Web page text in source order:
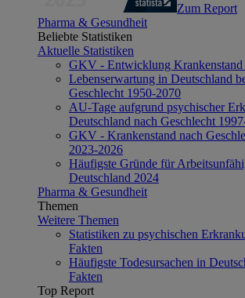
Zum Report
Pharma & Gesundheit
Beliebte Statistiken
Aktuelle Statistiken
GKV - Entwicklung Krankenstand
Lebenserwartung in Deutschland
Geschlecht 1950-2070
AU-Tage aufgrund psychischer
Deutschland nach Geschlecht
GKV - Krankenstand nach
2023-2026
Häufigste Gründe für
Deutschland 2024
Pharma & Gesundheit
Themen
Weitere Themen
Statistiken zu psychischen
Fakten
Häufigste Todesursachen in
Fakten
Top Report